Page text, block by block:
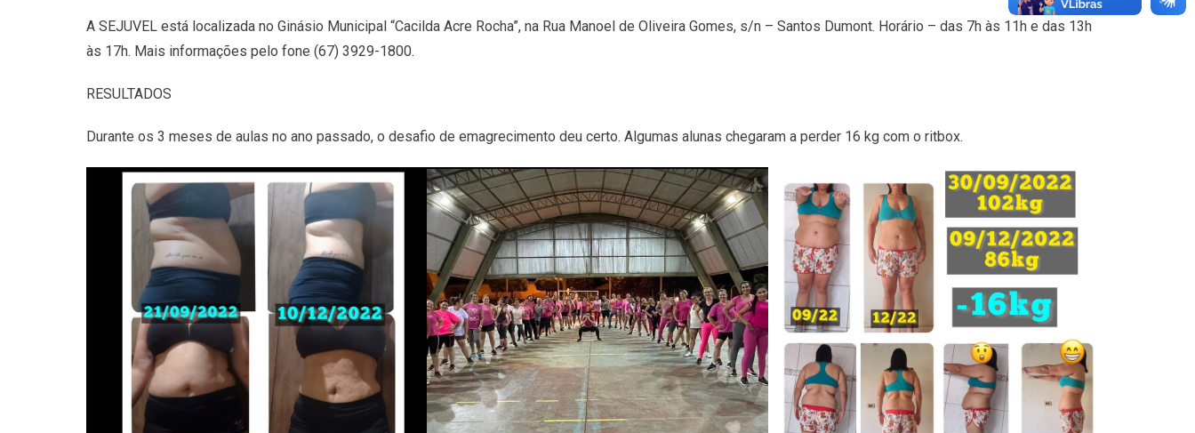
A SEJUVEL está localizada no Ginásio Municipal “Cacilda Acre Rocha”, na Rua Manoel de Oliveira Gomes, s/n – Santos Dumont. Horário – das 7h às 11h e das 13h
às 17h. Mais informações pelo fone (67) 3929-1800.
RESULTADOS
Durante os 3 meses de aulas no ano passado, o desafio de emagrecimento deu certo. Algumas alunas chegaram a perder 16 kg com o ritbox.